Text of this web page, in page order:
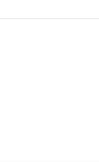
aged 3–7 and for adults